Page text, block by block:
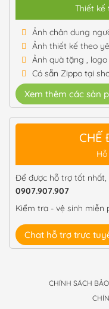
Thiết kế
Ảnh chân dung
Ảnh thiết kế theo
Ảnh quà tặng , logo
Có sẵn Zippo tại
Xem thêm các sản
CHẾ
Để được hỗ trợ tốt nhất,
0907.907.907
Kiểm tra - vệ sinh miễn
Chat hỗ trợ trực
CHÍNH SÁCH